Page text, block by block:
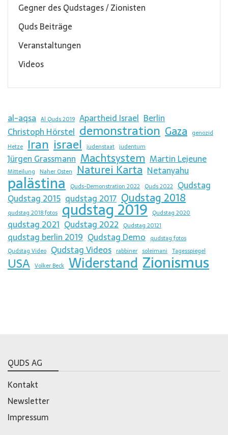
Gegner des Qudstages / Zionisten
Quds Beiträge
Veranstaltungen
Videos
al-aqsa Al Quds 2019 Apartheid Israel Berlin
Christoph Hörstel demonstration Gaza genozid
Hetze
Iran israel judenstaat judentum
Jürgen Grassmann Machtsystem Martin Lejeune
Mitteilung Naher Osten Naturei Karta Netanyahu
palästina Quds-Demonstration 2022 Quds 2022
Qudstag
Qudstag 2015 qudstag 2017 Qudstag 2018
qudstag 2018 fotos qudstag 2019 Qudstag 2020
qudstag 2021 Qudstag 2022 Qudstag 20121
qudstag berlin 2019 Qudstag Demo
qudstag fotos
Qudstag Video Qudstag Videos rabbiner soleimani Tagesspiegel
USA Volker Beck Widerstand Zionismus
QUDS AG
Kontakt
Newsletter
Impressum